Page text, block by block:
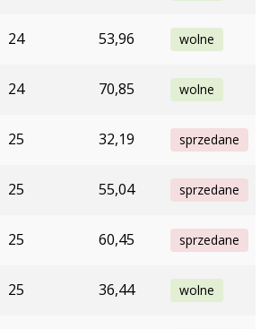
24 53,96 wolne
24 70,85 wolne
25 32,19 sprzedane
25 55,04 sprzedane
25 60,45 sprzedane
25 36,44 wolne